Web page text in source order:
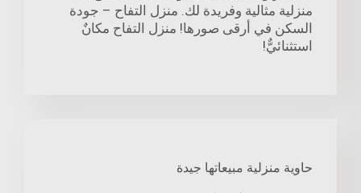
منزلية مثالية وفريدة لك. منزل التفاح – جودة
السكن في أرقى صورها! منزل التفاح مكانٌ
استثنائيٌّ!
حاوية منزلية مبيعاتها جيدة